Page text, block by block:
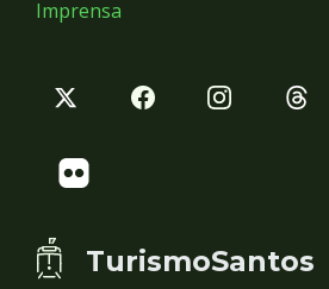
Imprensa
TurismoSantos